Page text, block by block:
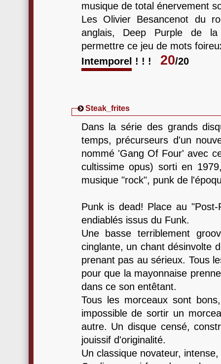
musique de total énervement
Les Olivier Besancenot du
anglais, Deep Purple de
permettre ce jeu de mots
Intemporel ! ! !
20/20
Steak_frites
Dans la série des grands
temps, précurseurs d'un
nommé 'Gang Of Four' avec
cultissime opus) sorti en
musique "rock", punk de
Punk is dead! Place au
endiablés issus du Funk.
Une basse terriblement
cinglante, un chant désinvolte
prenant pas au sérieux. Tous
pour que la mayonnaise
dans ce son entêtant.
Tous les morceaux sont
impossible de sortir un
autre. Un disque censé,
jouissif d'originalité.
Un classique novateur,